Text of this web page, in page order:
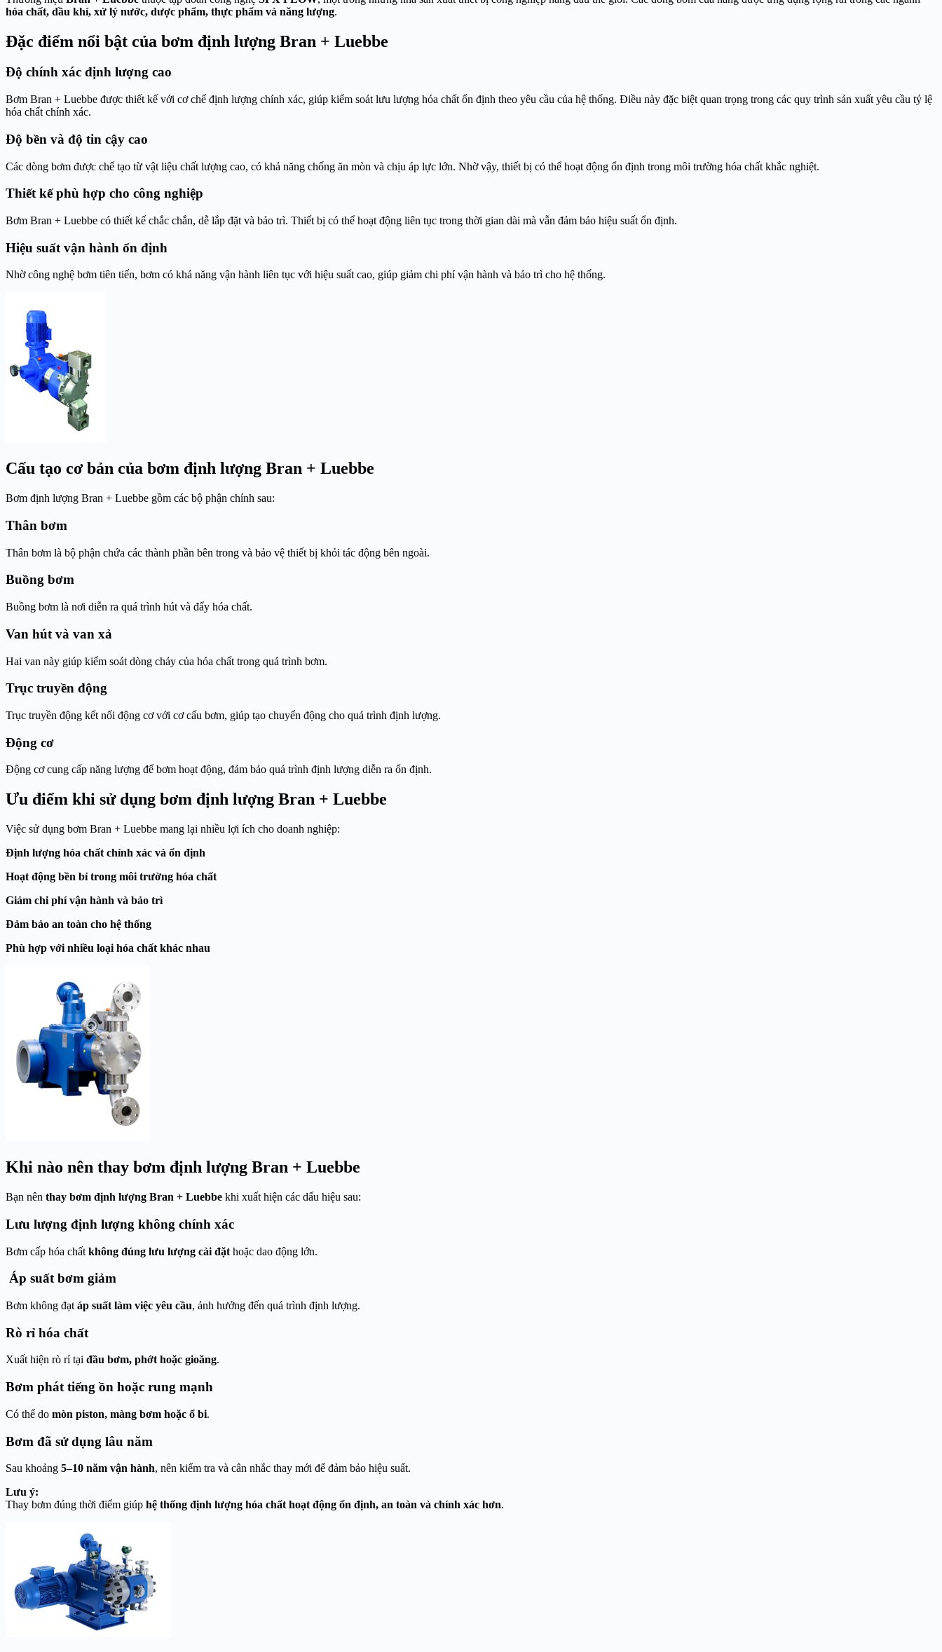
hóa chất, dầu khí, xử lý nước, dược phẩm, thực phẩm và năng lượng.
Đặc điểm nổi bật của bơm định lượng Bran + Luebbe
Độ chính xác định lượng cao
Bơm Bran + Luebbe được thiết kế với cơ chế định lượng chính xác, giúp kiểm soát lưu lượng hóa chất ổn định theo yêu cầu của hệ thống. Điều này đặc biệt quan trọng trong các quy trình sản xuất yêu cầu tỷ lệ
hóa chất chính xác.
Độ bền và độ tin cậy cao
Các dòng bơm được chế tạo từ vật liệu chất lượng cao, có khả năng chống ăn mòn và chịu áp lực lớn. Nhờ vậy, thiết bị có thể hoạt động ổn định trong môi trường hóa chất khắc nghiệt.
Thiết kế phù hợp cho công nghiệp
Bơm Bran + Luebbe có thiết kế chắc chắn, dễ lắp đặt và bảo trì. Thiết bị có thể hoạt động liên tục trong thời gian dài mà vẫn đảm bảo hiệu suất ổn định.
Hiệu suất vận hành ổn định
Nhờ công nghệ bơm tiên tiến, bơm có khả năng vận hành liên tục với hiệu suất cao, giúp giảm chi phí vận hành và bảo trì cho hệ thống.
Cấu tạo cơ bản của bơm định lượng Bran + Luebbe
Bơm định lượng Bran + Luebbe gồm các bộ phận chính sau:
Thân bơm
Thân bơm là bộ phận chứa các thành phần bên trong và bảo vệ thiết bị khỏi tác động bên ngoài.
Buồng bơm
Buồng bơm là nơi diễn ra quá trình hút và đẩy hóa chất.
Van hút và van xả
Hai van này giúp kiểm soát dòng chảy của hóa chất trong quá trình bơm.
Trục truyền động
Trục truyền động kết nối động cơ với cơ cấu bơm, giúp tạo chuyển động cho quá trình định lượng.
Động cơ
Động cơ cung cấp năng lượng để bơm hoạt động, đảm bảo quá trình định lượng diễn ra ổn định.
Ưu điểm khi sử dụng bơm định lượng Bran + Luebbe
Việc sử dụng bơm Bran + Luebbe mang lại nhiều lợi ích cho doanh nghiệp:
Định lượng hóa chất chính xác và ổn định
Hoạt động bền bỉ trong môi trường hóa chất
Giảm chi phí vận hành và bảo trì
Đảm bảo an toàn cho hệ thống
Phù hợp với nhiều loại hóa chất khác nhau
Khi nào nên thay bơm định lượng Bran + Luebbe
Bạn nên thay bơm định lượng Bran + Luebbe khi xuất hiện các dấu hiệu sau:
Lưu lượng định lượng không chính xác
Bơm cấp hóa chất không đúng lưu lượng cài đặt hoặc dao động lớn.
Áp suất bơm giảm
Bơm không đạt áp suất làm việc yêu cầu, ảnh hưởng đến quá trình định lượng.
Rò rỉ hóa chất
Xuất hiện rò rỉ tại đầu bơm, phớt hoặc gioăng.
Bơm phát tiếng ồn hoặc rung mạnh
Có thể do mòn piston, màng bơm hoặc ổ bi.
Bơm đã sử dụng lâu năm
Sau khoảng 5–10 năm vận hành, nên kiểm tra và cân nhắc thay mới để đảm bảo hiệu suất.
Lưu ý:
Thay bơm đúng thời điểm giúp hệ thống định lượng hóa chất hoạt động ổn định, an toàn và chính xác hơn.